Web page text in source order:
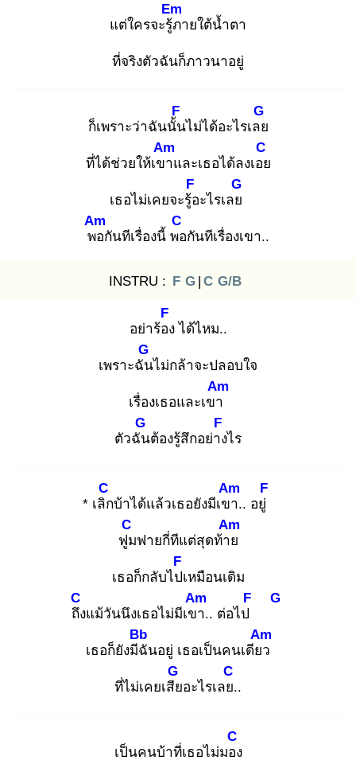
แต่ใครจะรู้ภ
Em
ายใต้น้ำตา
ที่จริงตัวฉันก็ภาวนาอยู่
ก็เพราะว่าฉันนั้น
F
ไม่ได้อะไรเลย
G
ที่ได้ช่วยให้เขา
Am
และเธอได้ลงเอย
C
เธอไม่เคยจะรู้อ
F
ะไรเลย
G
พอ
Am
กันทีเรื่องนี้ พอ
C
กันทีเรื่องเขา..
INSTRU : F G | C G/B
อย่าร้อง
F
ได้ไหม..
เพราะฉัน
G
ไม่กล้าจะปลอบใจ
เรื่องเธอและเขา
Am
ตัวฉัน
G
ต้องรู้สึกอย่าง
F
ไร
* เลิก
C
บ้าได้แล้วเธอยังมีเขา
Am
.. อยู่
F
ฟูม
C
ฟายกี่ทีแต่สุดท้าย
Am
เธอก็กลับไปเ
F
หมือนเดิม
ถึง
C
แม้วันนึงเธอไม่มีเขา
Am
.. ต่อไป
F G
เธอก็ยังมีฉั
Bb
นอยู่ เธอเป็นคนเดียว
Am
ที่ไม่เคยเสีย
G
อะไรเลย.
C
.
​เป็นคนบ้าที่เธอไม่มอง
C